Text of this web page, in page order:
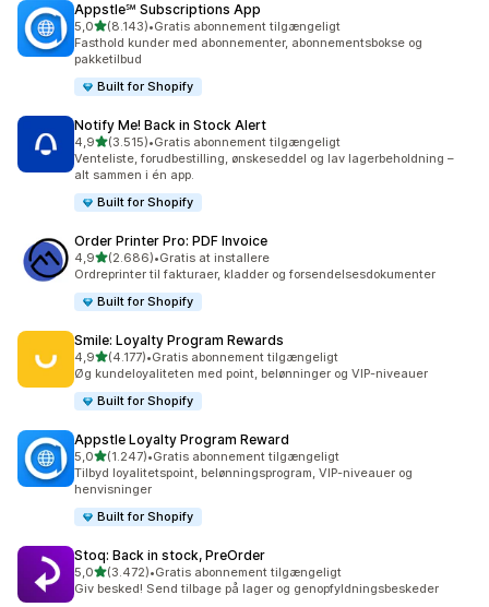
Appstle℠ Subscriptions App
5,0ud af 5 stjerner
(8.143)
8143 anmeldelser i alt
•Gratis abonnement tilgængeligt
Fasthold kunder med abonnementer, abonnementsbokse og
pakketilbud
Built for Shopify
Notify Me! Back in Stock Alert
4,9ud af 5 stjerner
(3.515)
3515 anmeldelser i alt
•Gratis abonnement tilgængeligt
Venteliste, forudbestilling, ønskeseddel og lav lagerbeholdning –
alt sammen i én app.
Built for Shopify
Order Printer Pro: PDF Invoice
4,9ud af 5 stjerner
(2.686)
2686 anmeldelser i alt
•Gratis at installere
Ordreprinter til fakturaer, kladder og forsendelsesdokumenter
Built for Shopify
Smile: Loyalty Program Rewards
4,9ud af 5 stjerner
(4.177)
4177 anmeldelser i alt
•Gratis abonnement tilgængeligt
Øg kundeloyaliteten med point, belønninger og VIP-niveauer
Built for Shopify
Appstle Loyalty Program Reward
5,0ud af 5 stjerner
(1.247)
1247 anmeldelser i alt
•Gratis abonnement tilgængeligt
Tilbyd loyalitetspoint, belønningsprogram, VIP-niveauer og
henvisninger
Built for Shopify
Stoq: Back in stock, PreOrder
5,0ud af 5 stjerner
(3.472)
3472 anmeldelser i alt
•Gratis abonnement tilgængeligt
Giv besked! Send tilbage på lager og genopfyldningsbeskeder